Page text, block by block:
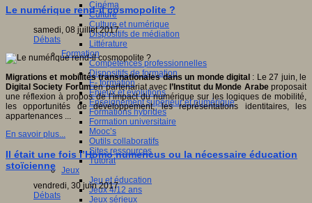
Cinéma
Culture
Culture et numérique
Dispositifs de médiation
Littérature
Formation
Compétences professionnelles
Dispositifs de formation
E- formation
Enjeux et évolutions
Enseignement supérieur et numérique
Formations hybrides
Formation universitaire
Mooc’s
Outils collaboratifs
Sites ressources
Tutorat
Jeux
Jeu et éducation
Jeux 4/12 ans
Jeux sérieux
Le numérique rend-il cosmopolite ?
samedi, 08 juillet 2017
Débats
Migrations et mobilités transnationales dans un monde digital : Le 27 juin, le
Digital Society Forumen partenariat avec l’Institut du Monde Arabeproposait
une réflexion à propos de l’impact du numérique sur les logiques de mobilité,
les opportunités de développement, les représentations identitaires, les
appartenances ...
En savoir plus...
Il était une fois l’Homo numericus ou la nécessaire éducation
stoïcienne
vendredi, 30 juin 2017
Débats